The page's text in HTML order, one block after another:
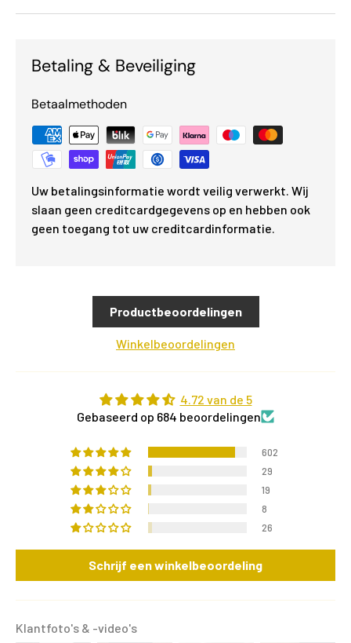
Betaling & Beveiliging
Betaalmethoden
Uw betalingsinformatie wordt veilig verwerkt. Wij
slaan geen creditcardgegevens op en hebben ook
geen toegang tot uw creditcardinformatie.
Productbeoordelingen
Winkelbeoordelingen
4.72 van de 5
Gebaseerd op 684 beoordelingen
602
29
19
8
26
Schrijf een winkelbeoordeling
Klantfoto's & -video's